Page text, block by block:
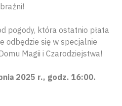
pogody, która ostatnio płata
odbędzie się w specjalnie
Magii i Czarodziejstwa!
2025 r., godz. 16:00.